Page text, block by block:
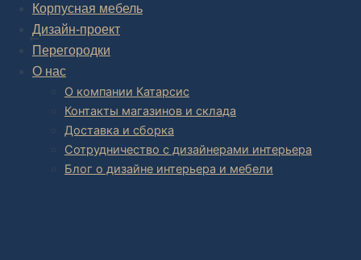
Корпусная мебель
Дизайн-проект
Перегородки
О нас
О компании Катарсис
Контакты магазинов и склада
Доставка и сборка
Сотрудничество с дизайнерами интерьера
Блог о дизайне интерьера и мебели
Post navigation
НАЗАД